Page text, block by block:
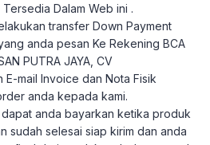
Dalam Web ini .
transfer Down Payment
anda pesan Ke Rekening BCA
PUTRA JAYA, CV
E-mail Invoice dan Nota Fisik
anda kepada kami.
anda bayarkan ketika produk
sudah selesai siap kirim dan anda